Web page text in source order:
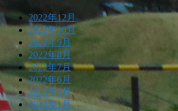
2022年12月
2022年10月
2022年9月
2022年8月
2022年7月
2022年6月
2022年2月
2022年1月